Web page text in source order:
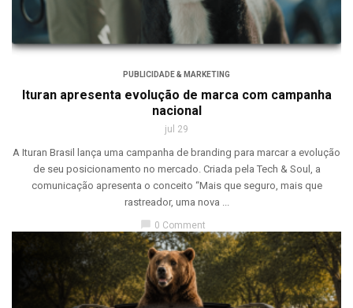
PUBLICIDADE & MARKETING
Ituran apresenta evolução de marca com campanha
nacional
jul 29
A Ituran Brasil lança uma campanha de branding para marcar a evolução
de seu posicionamento no mercado. Criada pela Tech & Soul, a
comunicação apresenta o conceito “Mais que seguro, mais que
rastreador, uma nova ...
chat_bubble 0 Comment